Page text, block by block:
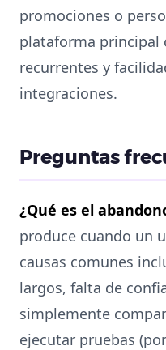
promociones o
plataforma principal
recurrentes y
integraciones.
Preguntas
¿Qué es el
produce cuando un
causas comunes
largos, falta de
simplemente
ejecutar pruebas